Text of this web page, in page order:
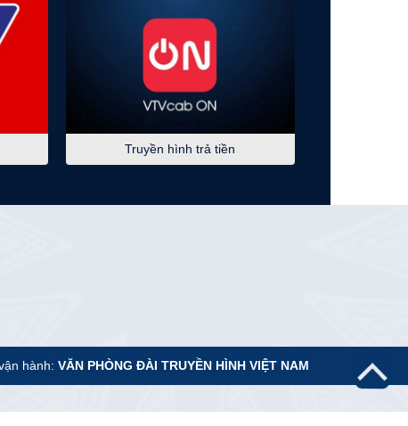
Thái Nguyên
Cựu chiến binh Việt Nam
Ấm áp nghĩa tình đồng đội
07:00 Tài chính - Kinh doanh
Phụ nữ là để yêu thương
08:45 Phát huy vai trò của mặt
Truyền hình trả tiền
hành:VĂN PHÒNG ĐÀI TRUYỀN HÌNH VIỆT NAM